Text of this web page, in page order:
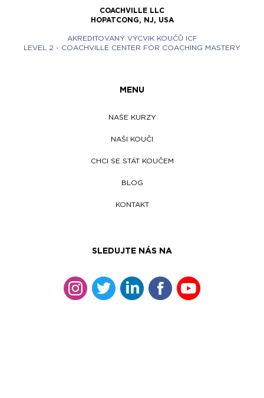
COACHVILLE LLC
HOPATCONG, NJ, USA
AKREDITOVANÝ VÝCVIK KOUČŮ ICF
LEVEL 2 - COACHVILLE CENTER FOR COACHING MASTERY
MENU
NAŠE KURZY
NAŠI KOUČI
CHCI SE STÁT KOUČEM
BLOG
KONTAKT
SLEDUJTE NÁS NA